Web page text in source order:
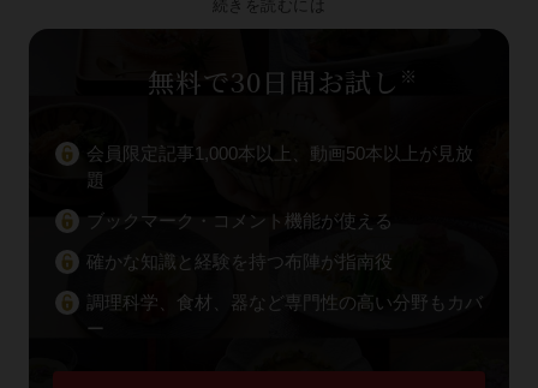
続きを読むには
無料で30日間お試し ※
会員限定記事1,000本以上、動画50本以上が見放
題
ブックマーク・コメント機能が使える
確かな知識と経験を持つ布陣が指南役
調理科学、食材、器など専門性の高い分野もカバ
ー